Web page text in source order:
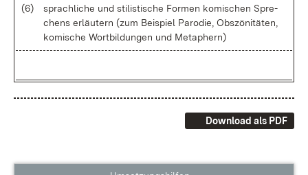
(6)
sprach­li­che und sti­lis­ti­sche For­men ko­mi­schen Spre­
chens er­läu­tern (zum Bei­spiel Par­odie, Ob­szö­ni­tä­ten,
ko­mi­sche Wort­bil­dun­gen und Me­ta­phern)
Download als PDF